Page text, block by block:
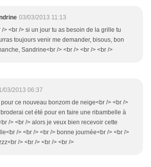
03/03/2013 11:13
/> <br /> si un jour tu as besoin de la grille tu
toujours venir me demander, bisous, bon
Sandrine<br /> <br /> <br /> <br />
03/2013 06:37
ce nouveau bonzom de neige<br /> <br />
cet été pour en faire une ribambelle à
/> <br /> alors je veux bien recevoir cette
/> <br /> <br /> bonne journée<br /> <br />
/> <br /> <br /> <br />